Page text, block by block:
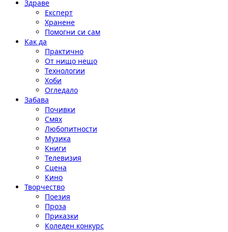
Здраве
Експерт
Хранене
Помогни си сам
Как да
Практично
От нищо нещо
Технологии
Хоби
Огледало
Забава
Почивки
Смях
Любопитности
Музика
Книги
Телевизия
Сцена
Кино
Творчество
Поезия
Проза
Приказки
Коледен конкурс